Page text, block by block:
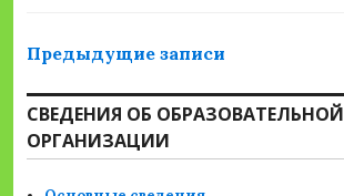
Навигация
по
записям
Предыдущие записи
СВЕДЕНИЯ ОБ ОБРАЗОВАТЕЛЬНОЙ
ОРГАНИЗАЦИИ